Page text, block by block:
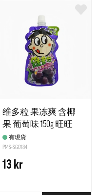
维多粒 果冻爽 含椰
果 葡萄味 150g 旺旺
中国有現貨
PMS-SG0184
13 kr